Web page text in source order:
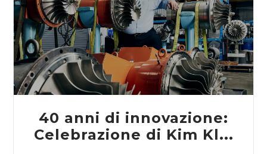
40 anni di innovazione:
Celebrazione di Kim Kl...